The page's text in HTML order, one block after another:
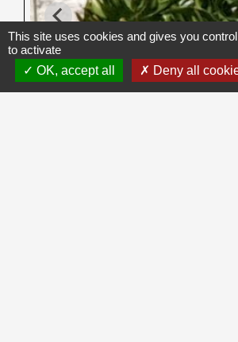
This site uses cookies and gives you
to activate
OK, accept all
Deny all